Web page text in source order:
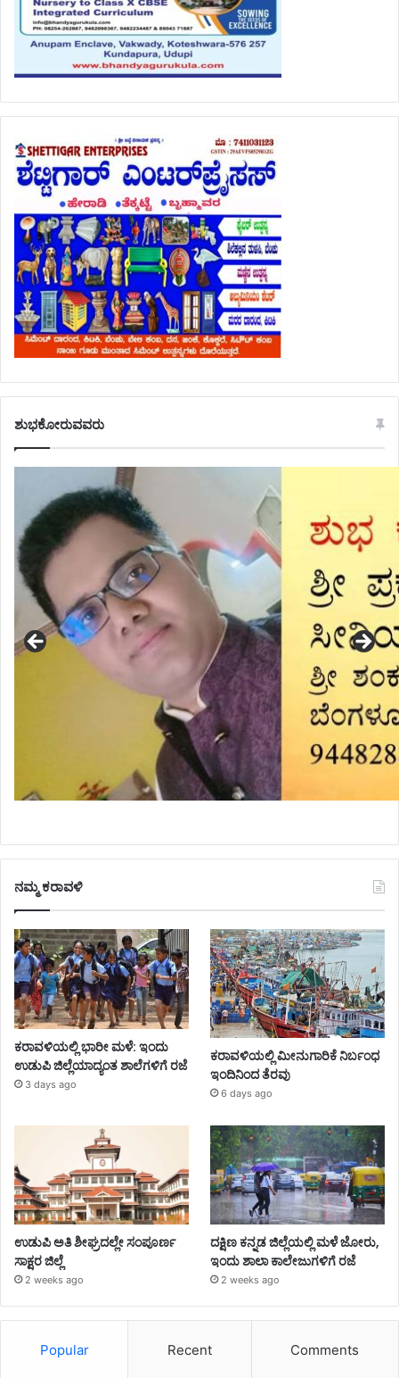
ಶುಭಕೋರುವವರು
ನಮ್ಮ ಕರಾವಳಿ
ಕರಾವಳಿಯಲ್ಲಿ ಭಾರೀ ಮಳೆ: ಇಂದು
ಉಡುಪಿ ಜಿಲ್ಲೆಯಾದ್ಯಂತ ಶಾಲೆಗಳಿಗೆ ರಜೆ
3 days ago
ಕರಾವಳಿಯಲ್ಲಿ ಮೀನುಗಾರಿಕೆ ನಿರ್ಬಂಧ
ಇಂದಿನಿಂದ ತೆರವು
6 days ago
ಉಡುಪಿ ಅತಿ ಶೀಘ್ರದಲ್ಲೇ ಸಂಪೂರ್ಣ
ಸಾಕ್ಷರ ಜಿಲ್ಲೆ
2 weeks ago
ದಕ್ಷಿಣ ಕನ್ನಡ ಜಿಲ್ಲೆಯಲ್ಲಿ ಮಳೆ ಜೋರು,
ಇಂದು ಶಾಲಾ ಕಾಲೇಜುಗಳಿಗೆ ರಜೆ
2 weeks ago
Popular Recent Comments